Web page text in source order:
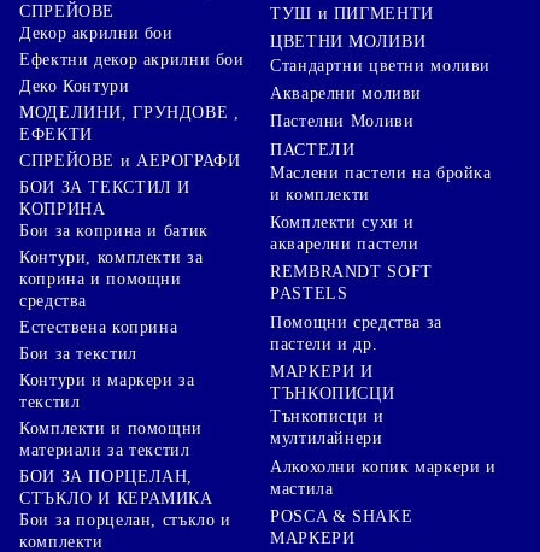
СПРЕЙОВЕ
Декор акрилни бои
Ефектни декор акрилни бои
Деко Контури
МОДЕЛИНИ, ГРУНДОВЕ ,
ЕФЕКТИ
СПРЕЙОВЕ и АЕРОГРАФИ
БОИ ЗА ТЕКСТИЛ И
КОПРИНА
Бои за коприна и батик
Контури, комплекти за
коприна и помощни
средства
Естествена коприна
Бои за текстил
Контури и маркери за
текстил
Комплекти и помощни
материали за текстил
БОИ ЗА ПОРЦЕЛАН,
СТЪКЛО И КЕРАМИКА
Бои за порцелан, стъкло и
комплекти
ТУШ и ПИГМЕНТИ
ЦВЕТНИ МОЛИВИ
Стандартни цветни моливи
Акварелни моливи
Пастелни Моливи
ПАСТЕЛИ
Маслени пастели на бройка
и комплекти
Комплекти сухи и
акварелни пастели
REMBRANDT SOFT
PASTELS
Помощни средства за
пастели и др.
МАРКЕРИ И
ТЪНКОПИСЦИ
Тънкописци и
мултилайнери
Алкохолни копик маркери и
мастила
POSCA & SHAKE
МАРКЕРИ